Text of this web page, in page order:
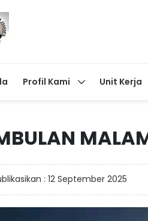
Profil Kami Unit Kerja
: 12 September 2025